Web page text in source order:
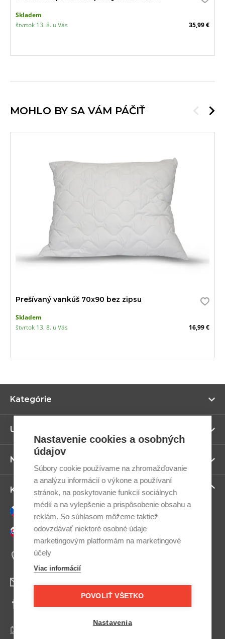
Skladem
štvrtok 13. 8. u Vás
35,99 €
MOHLO BY SA VÁM PÁČIŤ
Prešívaný vankúš 70x90 bez zipsu
Skladem
štvrtok 13. 8. u Vás
16,99 €
Kategórie
Užitočné odkazy
Newsletter
Kontaktujte nás
Česky
Slovensky
+421 948 033 033
Ďalšie kontakty
Nastavenie cookies a osobných
údajov
Súbory cookie používame na zhromažďovanie
a analýzu informácií o výkone a používaní
stránok, na poskytovanie funkcií sociálnych
médií a na vylepšenie a prispôsobenie obsahu a
reklám. So súhlasom môžeme taktiež
odovzdávať niektoré osobné údaje
marketingovým platformám na marketingové
účely
Viac informácií
POVOLIŤ VŠETKO
Nastavenia